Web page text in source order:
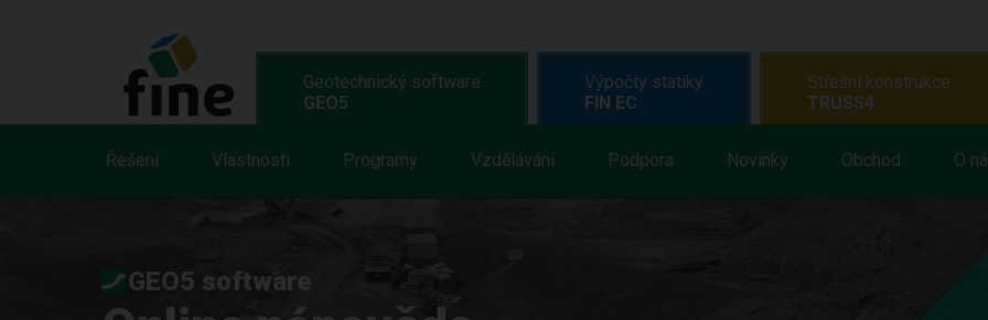
Geotechnický software
GEO5
Řešení Vlastnosti Programy Vzdělávání Podpora Novinky Obchod O
Výpočty statiky
FIN EC
Střešní konstrukce
TRUSS4
GEO5 software